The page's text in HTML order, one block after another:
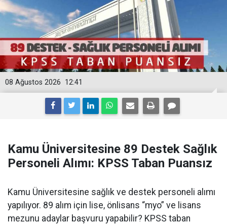
12:41
08 Ağustos 2026
Kamu Üniversitesine 89 Destek Sağlık
Personeli Alımı: KPSS Taban Puansız
Kamu Üniversitesine sağlık ve destek personeli alımı
yapılıyor. 89 alım için lise, önlisans “myo” ve lisans
mezunu adaylar başvuru yapabilir? KPSS taban